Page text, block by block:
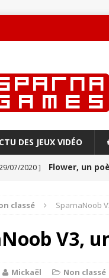
DES JEUX VIDÉO
07/2020 ] Flower, un
03/2020 ] Aery : Un
[ 21/03/2020 ] Super Mario
classé SparnaNoob
V3,
Mickaël Non classé